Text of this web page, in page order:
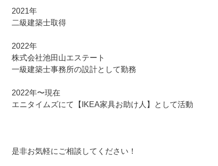
2021年
二級建築士取得
2022年
株式会社池田山エステート
一級建築士事務所の設計として勤務
2022年〜現在
エニタイムズにて【IKEA家具お助け人】として活動
是非お気軽にご相談してください！